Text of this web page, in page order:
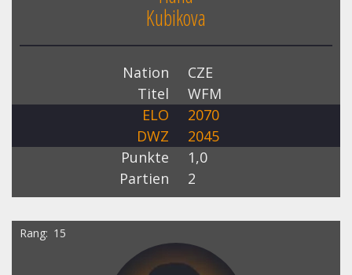
Kubikova
Nation
CZE
Titel
WFM
ELO
2070
DWZ
2045
Punkte
1,0
Partien
2
Rang 15